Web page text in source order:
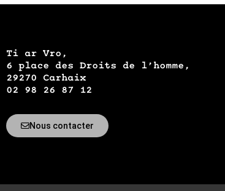
Ti ar Vro,
6 place des Droits de l’homme,
29270 Carhaix
02 98 26 87 12
Nous contacter